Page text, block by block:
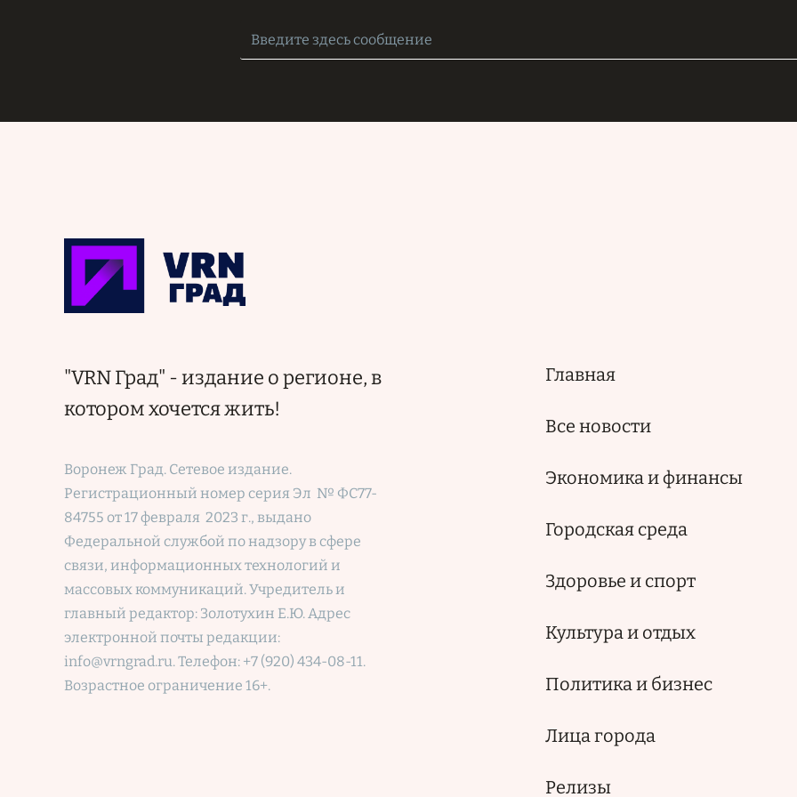
"VRN Град" - издание о регионе, в
котором хочется жить!
Воронеж Град. Сетевое издание.
Регистрационный номер серия Эл № ФС77-
84755 от 17 февраля 2023 г., выдано
Федеральной службой по надзору в сфере
связи, информационных технологий и
массовых коммуникаций. Учредитель и
главный редактор: Золотухин Е.Ю. Адрес
электронной почты редакции:
info@vrngrad.ru. Телефон: +7 (920) 434-08-11.
Возрастное ограничение 16+.
Основная
Главная
Все новости
Экономика и финансы
Городская среда
Здоровье и спорт
Культура и отдых
Политика и бизнес
Лица города
Релизы